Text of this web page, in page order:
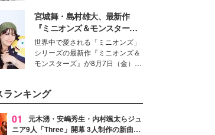
取締役兼クリエイティブディレク
ター・茅野しのぶ。一人ひとりの
個性に寄り添い、魅力を引き出す
衣装作りは、多くの女性たちに勇
気と自信を与え続けている。
宮城舞・島村雄大、最新作
『ミニオンズ＆モンスター
ズ』の魅力熱弁 ハチャメチャ
だけじゃない“友情と絆”に感
動
世界中で愛される「ミニオンズ」
シリーズの最新作『ミニオンズ＆
モンスターズ』が8月7日（金）に
デルの宮城舞と島村雄大の特別対
談をお届け！それぞれの視点か
ら、今作ならではの魅力や予想外
の感動をもたらす奥深いストーリ
ランキング
01
元木湧・安嶋秀生・内村颯太らジュ
ニア9人「Three」開幕 3人制作の新曲＆